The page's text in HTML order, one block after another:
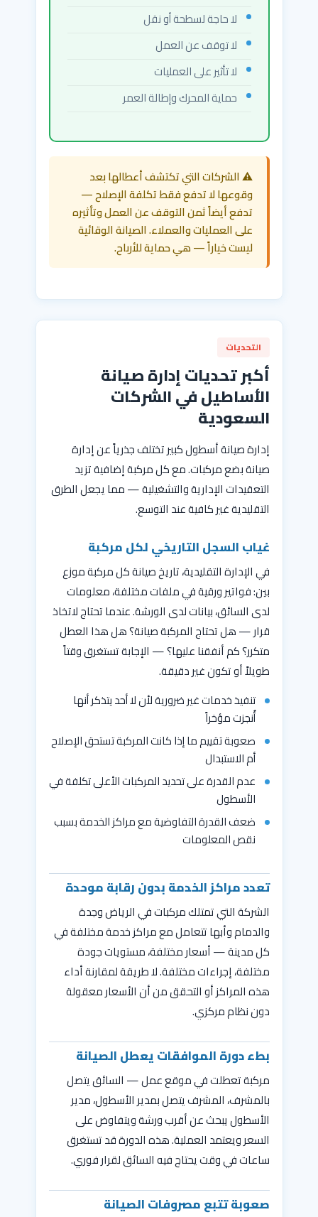
لا حاجة لسطحة أو نقل
لا توقف عن العمل
لا تأثير على العمليات
حماية المحرك وإطالة العمر
⚠️ الشركات التي تكتشف أعطالها بعد
وقوعها لا تدفع فقط تكلفة الإصلاح —
تدفع أيضاً ثمن التوقف عن العمل وتأثيره
على العمليات والعملاء. الصيانة الوقائية
ليست خياراً — هي حماية للأرباح.
التحديات
أكبر تحديات إدارة صيانة
الأساطيل في الشركات
السعودية
إدارة صيانة أسطول كبير تختلف جذرياً عن إدارة
صيانة بضع مركبات. مع كل مركبة إضافية تزيد
التعقيدات الإدارية والتشغيلية — مما يجعل الطرق
التقليدية غير كافية عند التوسع.
غياب السجل التاريخي لكل مركبة
في الإدارة التقليدية، تاريخ صيانة كل مركبة موزع
بين: فواتير ورقية في ملفات مختلفة، معلومات
لدى السائق، بيانات لدى الورشة. عندما تحتاج لاتخاذ
قرار — هل تحتاج المركبة صيانة؟ هل هذا العطل
متكرر؟ كم أنفقنا عليها؟ — الإجابة تستغرق وقتاً
طويلاً أو تكون غير دقيقة.
تنفيذ خدمات غير ضرورية لأن لا أحد يتذكر أنها
أُنجزت مؤخراً
صعوبة تقييم ما إذا كانت المركبة تستحق الإصلاح
أم الاستبدال
عدم القدرة على تحديد المركبات الأعلى تكلفة في
الأسطول
ضعف القدرة التفاوضية مع مراكز الخدمة بسبب
نقص المعلومات
تعدد مراكز الخدمة بدون رقابة موحدة
الشركة التي تمتلك مركبات في الرياض وجدة
والدمام وأبها تتعامل مع مراكز خدمة مختلفة في
كل مدينة — أسعار مختلفة، مستويات جودة
مختلفة، إجراءات مختلفة. لا طريقة لمقارنة أداء
هذه المراكز أو التحقق من أن الأسعار معقولة
دون نظام مركزي.
بطء دورة الموافقات يعطل الصيانة
مركبة تعطلت في موقع عمل — السائق يتصل
بالمشرف، المشرف يتصل بمدير الأسطول، مدير
الأسطول يبحث عن أقرب ورشة ويتفاوض على
السعر ويعتمد العملية. هذه الدورة قد تستغرق
ساعات في وقت يحتاج فيه السائق لقرار فوري.
صعوبة تتبع مصروفات الصيانة